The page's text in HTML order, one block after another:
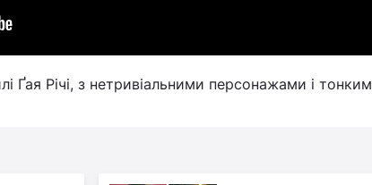
Ґая Річі, з нетривіальними персонажами і тонким